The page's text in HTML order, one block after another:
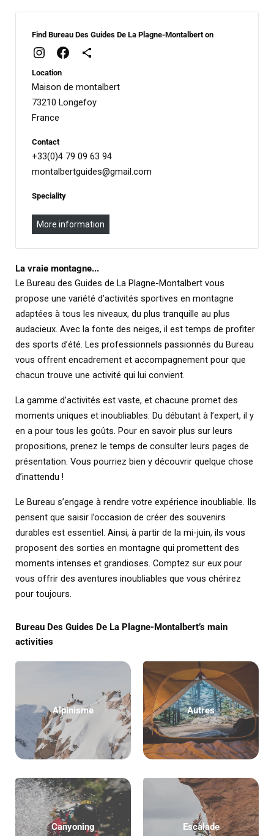
Find Bureau Des Guides De La Plagne-Montalbert on
Location
Maison de montalbert
73210 Longefoy
France
Contact
+33(0)4 79 09 63 94
montalbertguides@gmail.com
Speciality
More information
La vraie montagne...
Le Bureau des Guides de La Plagne-Montalbert vous
propose une variété d’activités sportives en montagne
adaptées à tous les niveaux, du plus tranquille au plus
audacieux. Avec la fonte des neiges, il est temps de profiter
des sports d’été. Les professionnels passionnés du Bureau
vous offrent encadrement et accompagnement pour que
chacun trouve une activité qui lui convient.
La gamme d’activités est vaste, et chacune promet des
moments uniques et inoubliables. Du débutant à l’expert, il y
en a pour tous les goûts. Pour en savoir plus sur leurs
propositions, prenez le temps de consulter leurs pages de
présentation. Vous pourriez bien y découvrir quelque chose
d’inattendu !
Le Bureau s’engage à rendre votre expérience inoubliable. Ils
pensent que saisir l’occasion de créer des souvenirs
durables est essentiel. Ainsi, à partir de la mi-juin, ils vous
proposent des sorties en montagne qui promettent des
moments intenses et grandioses. Comptez sur eux pour
vous offrir des aventures inoubliables que vous chérirez
pour toujours.
Bureau Des Guides De La Plagne-Montalbert’s main
activities
Alpinisme Autres
Canyoning Escalade